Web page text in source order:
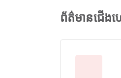
ព័ត៌មានជើង